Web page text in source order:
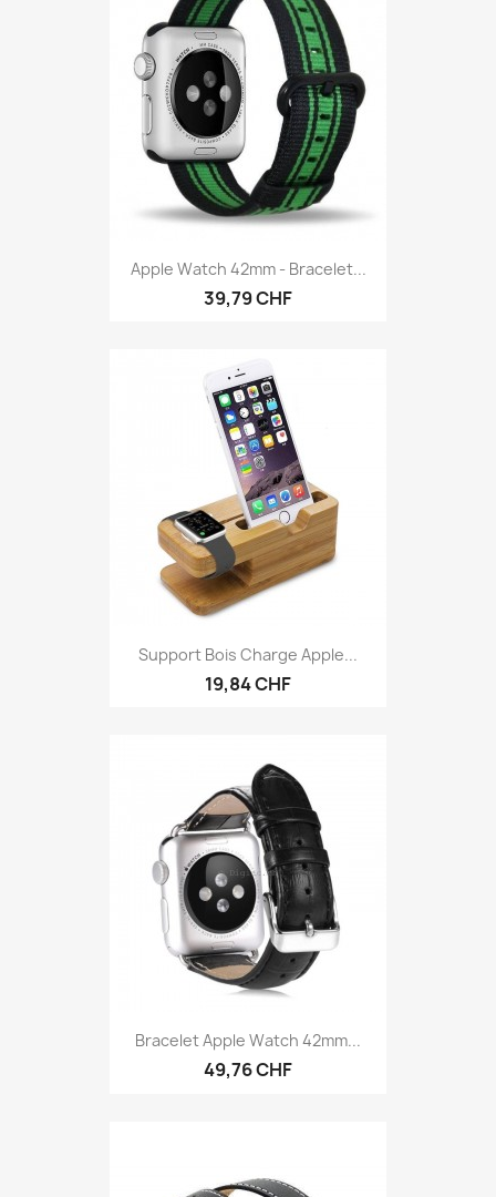
Apple Watch 42mm - Bracelet...
39,79 CHF
Support Bois Charge Apple...
19,84 CHF
Bracelet Apple Watch 42mm...
49,76 CHF